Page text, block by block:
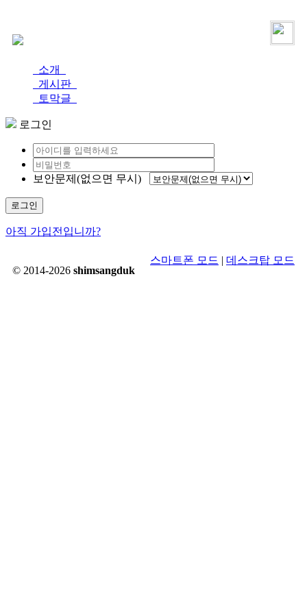
소개
게시판
토막글
로그인
보안문제(없으면 무시)
로그인
아직 가입전입니까?
© 2014-2026 shimsangduk
스마트폰 모드 | 데스크탑 모드